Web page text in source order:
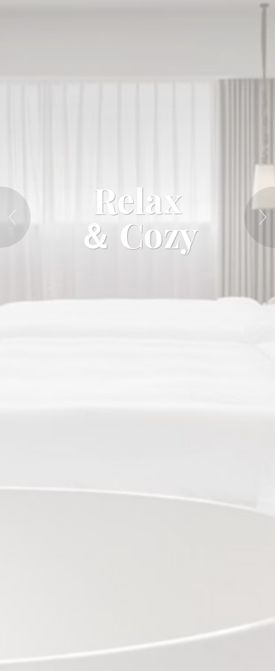
Relax
＆ Cozy